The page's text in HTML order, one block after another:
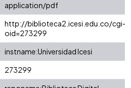
application/pdf
http://biblioteca2.icesi.edu.co/cgi-
oid=273299
instname:Universidad Icesi
273299